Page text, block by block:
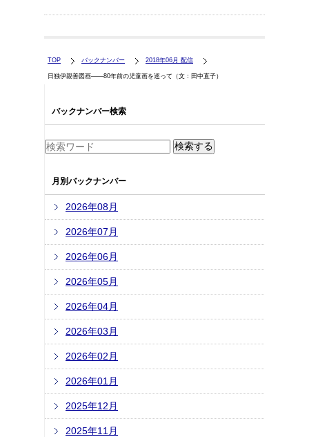
TOP バックナンバー 2018年06月 配信
日独伊親善図画――80年前の児童画を巡って（文：田中直子）
バックナンバー検索
月別バックナンバー
2026年08月
2026年07月
2026年06月
2026年05月
2026年04月
2026年03月
2026年02月
2026年01月
2025年12月
2025年11月